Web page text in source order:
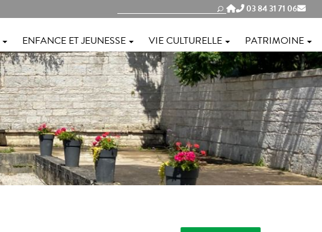
03 84 31 71 06
ENFANCE ET JEUNESSE VIE CULTURELLE PATRIMOINE